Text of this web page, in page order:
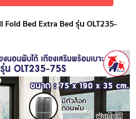
Bed Extra Bed รุ่น OLT235-